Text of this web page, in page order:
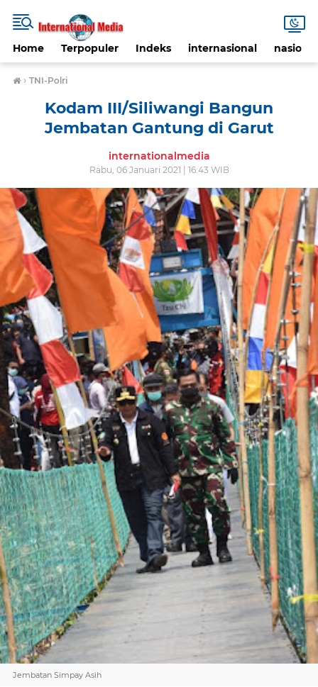
Home Terpopuler Indeks internasional nasional
› TNI-Polri
Kodam III/Siliwangi Bangun
Jembatan Gantung di Garut
internationalmedia
Rabu, 06 Januari 2021 | 16:43 WIB
Jembatan Simpay Asih